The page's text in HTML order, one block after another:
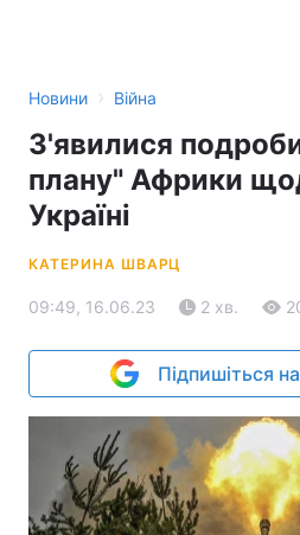
Новини › Війна
З'явилися
плану" Африки
Україні
КАТЕРИНА ШВАРЦ
09:49, 16.06.23 2 хв.
Підпишіться